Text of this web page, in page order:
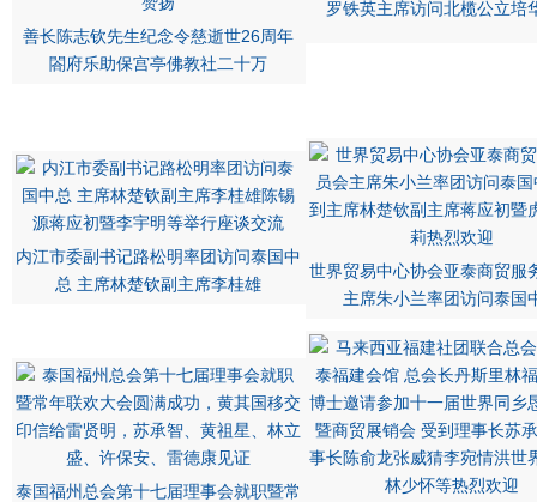
善长陈志钦先生纪念令慈逝世26周年
閤府乐助保宫亭佛教社二十万
罗铁英主席访问北榄公立培
内江市委副书记路松明率团访问泰国中
总 主席林楚钦副主席李桂雄
世界贸易中心协会亚泰商贸服
主席朱小兰率团访问泰国
泰国福州总会第十七届理事会就职暨常